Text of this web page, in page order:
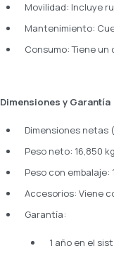
Movilidad: Incluye
Mantenimiento:
Consumo: Tiene un
Dimensiones y Garantía
Dimensiones netas
Peso neto: 16,850
Peso con embalaje:
Accesorios: Viene
Garantía:
1 año en el